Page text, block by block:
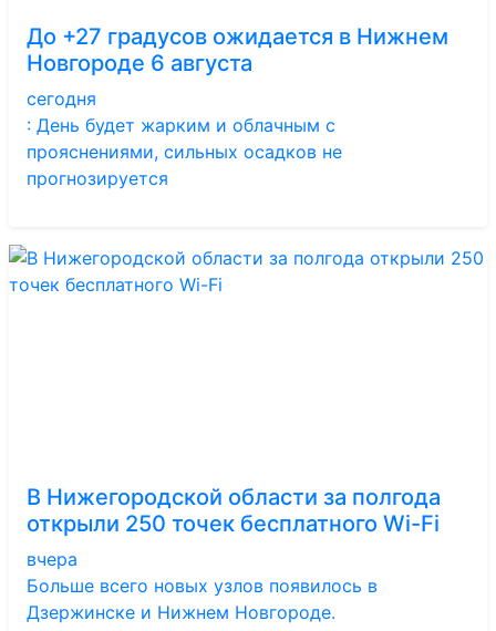
До +27 градусов ожидается в Нижнем
Новгороде 6 августа
сегодня
: День будет жарким и облачным с
прояснениями, сильных осадков не
прогнозируется
В Нижегородской области за полгода
открыли 250 точек бесплатного Wi-Fi
вчера
Больше всего новых узлов появилось в
Дзержинске и Нижнем Новгороде.